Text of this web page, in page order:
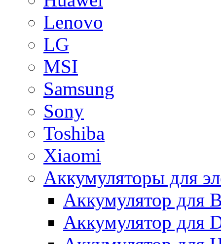
Lenovo
LG
MSI
Samsung
Sony
Toshiba
Xiaomi
Аккумуляторы для
Аккумулятор для
Аккумулятор для